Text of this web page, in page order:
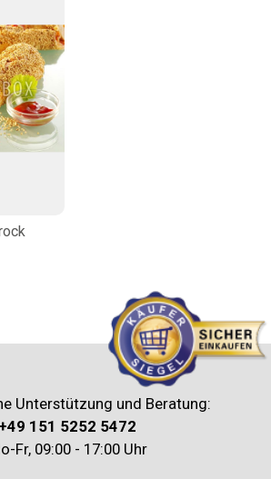
Unterstützung und Beratung:
+49 151 5252 5472
Fr, 09:00 - 17:00 Uhr